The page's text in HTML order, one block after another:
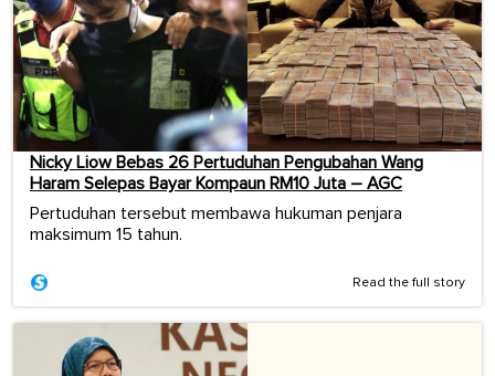
Nicky Liow Bebas 26 Pertuduhan Pengubahan Wang
Haram Selepas Bayar Kompaun RM10 Juta – AGC
Pertuduhan tersebut membawa hukuman penjara
maksimum 15 tahun.
Read the full story